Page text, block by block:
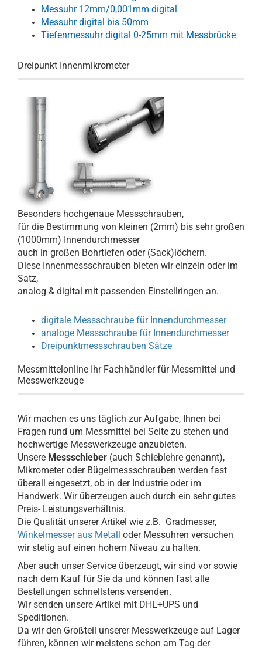
Messuhr 12mm/0,001mm digital
Messuhr digital bis 50mm
Tiefenmessuhr digital 0-25mm mit Messbrücke
Dreipunkt Innenmikrometer
Besonders hochgenaue Messschrauben,
für die Bestimmung von kleinen (2mm) bis sehr großen
(1000mm) Innendurchmesser
auch in großen Bohrtiefen oder (Sack)löchern.
Diese Innenmessschrauben bieten wir einzeln oder im
Satz,
analog & digital mit passenden Einstellringen an.
digitale Messschraube für Innendurchmesser
analoge Messschraube für Innendurchmesser
Dreipunktmessschrauben Sätze
Messmittelonline Ihr Fachhändler für Messmittel und
Messwerkzeuge
Wir machen es uns täglich zur Aufgabe, Ihnen bei
Fragen rund um Messmittel bei Seite zu stehen und
hochwertige Messwerkzeuge anzubieten.
Unsere Messschieber (auch Schieblehre genannt),
Mikrometer oder Bügelmessschrauben werden fast
überall eingesetzt, ob in der Industrie oder im
Handwerk. Wir überzeugen auch durch ein sehr gutes
Preis- Leistungsverhältnis.
Die Qualität unserer Artikel wie z.B. Gradmesser,
Winkelmesser aus Metall oder Messuhren versuchen
wir stetig auf einen hohem Niveau zu halten.
Aber auch unser Service überzeugt, wir sind vor sowie
nach dem Kauf für Sie da und können fast alle
Bestellungen schnellstens versenden.
Wir senden unsere Artikel mit DHL+UPS und
Speditionen.
Da wir den Großteil unserer Messwerkzeuge auf Lager
führen, können wir meistens schon am Tag der